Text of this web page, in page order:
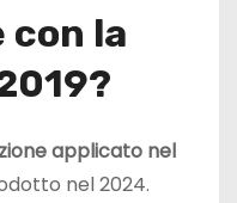
con la
applicato nel
nel 2024.